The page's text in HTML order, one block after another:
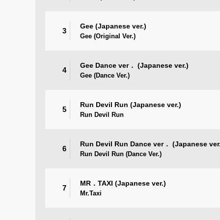
3
Gee (Japanese ver.)
Gee (Original Ver.)
4
Gee Dance ver． (Japanese ver.)
Gee (Dance Ver.)
5
Run Devil Run (Japanese ver.)
Run Devil Run
6
Run Devil Run Dance ver． (Japanese
Run Devil Run (Dance Ver.)
7
MR．TAXI (Japanese ver.)
Mr.Taxi